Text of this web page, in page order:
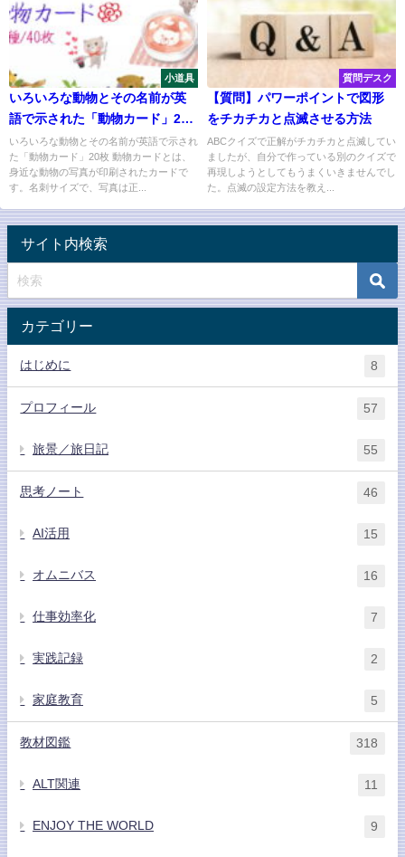
小道具
いろいろな動物とその名前が英
語で示された「動物カード」20
枚/40種
いろいろな動物とその名前が英語で示され
た「動物カード」20枚 動物カードとは、
身近な動物の写真が印刷されたカードで
す。名刺サイズで、写真は正...
質問デスク
【質問】パワーポイントで図形
をチカチカと点滅させる方法
ABCクイズで正解がチカチカと点滅してい
ましたが、自分で作っている別のクイズで
再現しようとしてもうまくいきませんでし
た。点滅の設定方法を教え...
サイト内検索
カテゴリー
はじめに 8
プロフィール 57
旅景／旅日記 55
思考ノート 46
AI活用 15
オムニバス 16
仕事効率化 7
実践記録 2
家庭教育 5
教材図鑑 318
ALT関連 11
ENJOY THE WORLD 9